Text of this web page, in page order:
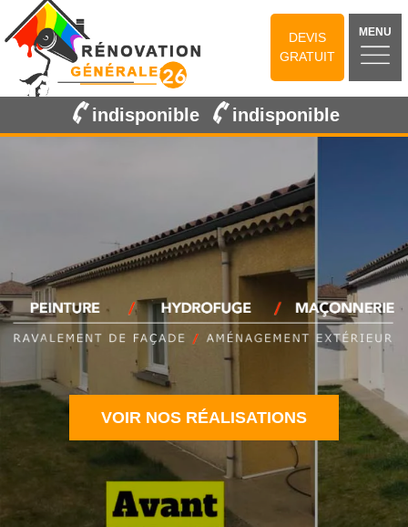
DEVIS
GRATUIT
MENU
indisponible indisponible
VOIR NOS RÉALISATIONS